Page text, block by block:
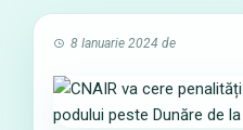
8 Ianuarie 2024 de